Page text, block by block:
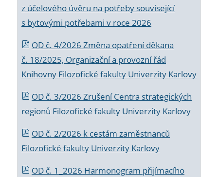
z účelového úvěru na potřeby související
s bytovými potřebami v roce 2026
OD č. 4/2026 Změna opatření děkana
č. 18/2025, Organizační a provozní řád
Knihovny Filozofické fakulty Univerzity Karlovy
OD č. 3/2026 Zrušení Centra strategických
regionů Filozofické fakulty Univerzity Karlovy
OD č. 2/2026 k cestám zaměstnanců
Filozofické fakulty Univerzity Karlovy
OD č. 1_2026 Harmonogram přijímacího